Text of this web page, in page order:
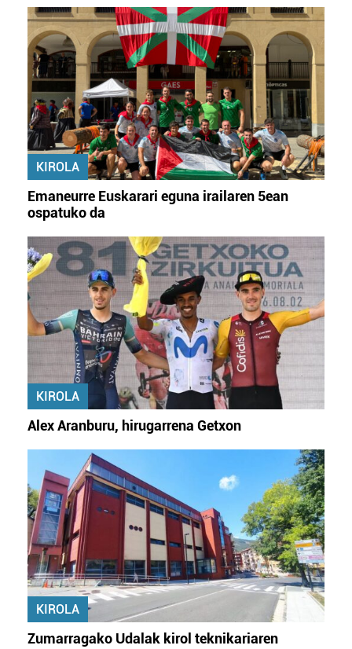
KIROLA
Emaneurre Euskarari eguna irailaren 5ean
ospatuko da
KIROLA
Alex Aranburu, hirugarrena Getxon
KIROLA
Zumarragako Udalak kirol teknikariaren